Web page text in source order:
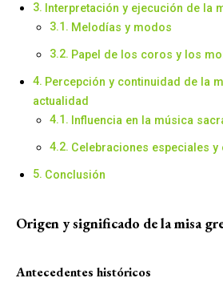
Interpretación y ejecución de la
Melodías y modos
Papel de los coros y los
Percepción y continuidad de la
actualidad
Influencia en la música
Celebraciones especiales y
Conclusión
Origen y significado de la misa
Antecedentes históricos